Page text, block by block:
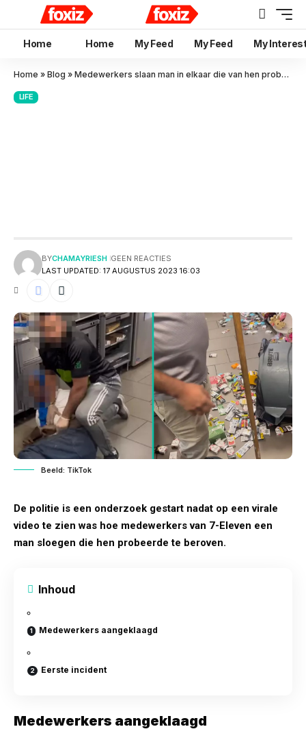
Home Home My Feed My Feed My
Home » Blog » Medewerkers slaan man in elkaar die van hen probeerde te stelen en worden ‘aangeklaagd voor mishandeling’
LIFE
LAST UPDATED: 17 AUGUSTUS 2023 16:03
BYCHAMAYRIESH GEEN REACTIES
Beeld: TikTok
De politie is een onderzoek gestart nadat op een virale
video te zien was hoe medewerkers van 7-Eleven een
man sloegen die hen probeerde te beroven.
Inhoud
Medewerkers aangeklaagd
Eerste incident
Medewerkers aangeklaagd